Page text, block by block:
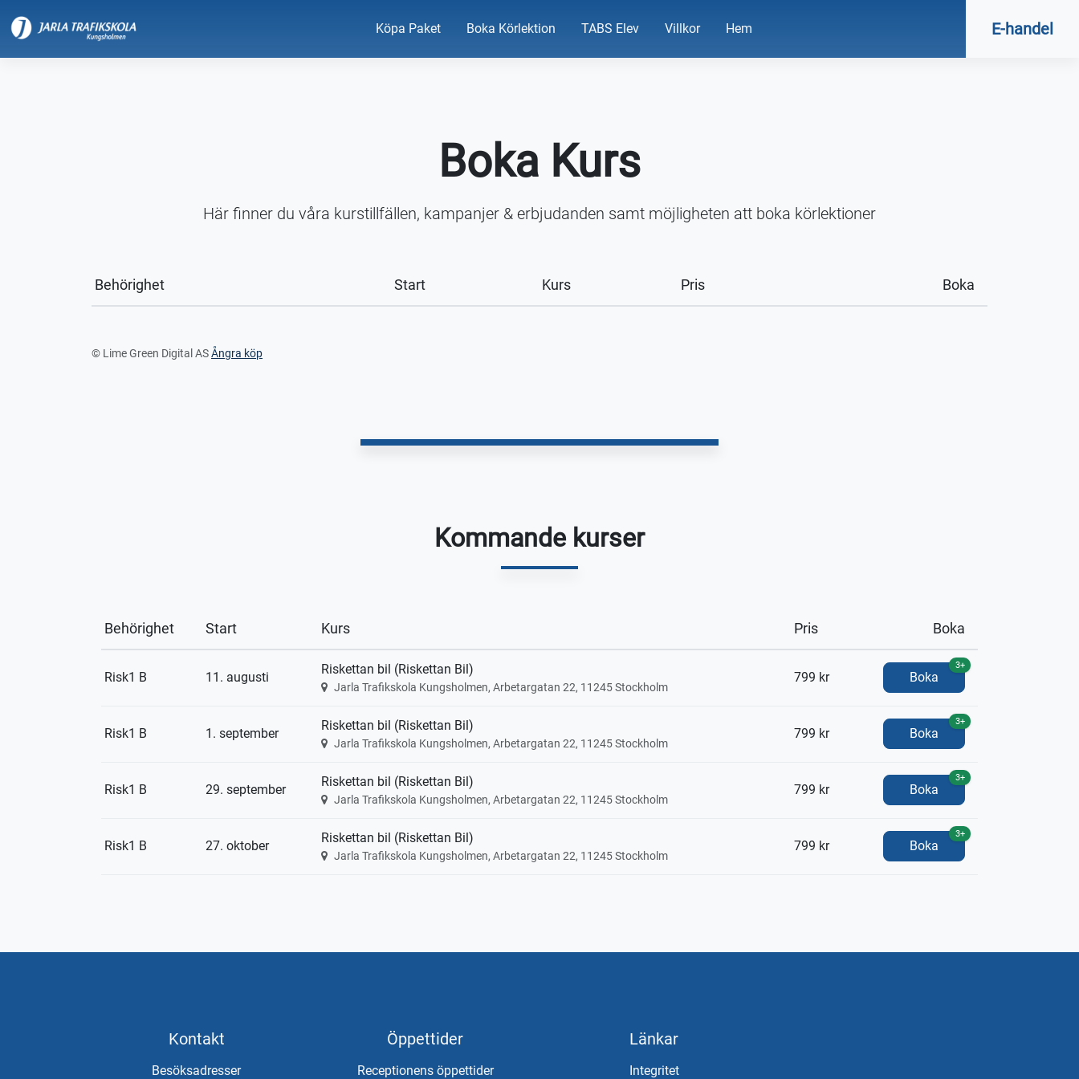
Köpa Paket Boka Körlektion TABS Elev Villkor Hem E-handel
Boka Kurs
Här finner du våra kurstillfällen, kampanjer & erbjudanden samt möjligheten att boka körlektioner
Behörighet Start Kurs Pris Boka
© Lime Green Digital ASÅngra köp
Kommande kurser
Behörighet Start Kurs Pris Boka
Risk1 B 11. augusti
Riskettan bil (Riskettan Bil)
Jarla Trafikskola Kungsholmen, Arbetargatan 22, 11245 Stockholm
799 kr Boka
3+
Risk1 B 1. september
Riskettan bil (Riskettan Bil)
Jarla Trafikskola Kungsholmen, Arbetargatan 22, 11245 Stockholm
799 kr Boka
3+
Risk1 B 29. september
Riskettan bil (Riskettan Bil)
Jarla Trafikskola Kungsholmen, Arbetargatan 22, 11245 Stockholm
799 kr Boka
3+
Risk1 B 27. oktober
Riskettan bil (Riskettan Bil)
Jarla Trafikskola Kungsholmen, Arbetargatan 22, 11245 Stockholm
799 kr Boka
3+
Kontakt
Besöksadresser
Öppettider
Receptionens öppettider
Länkar
Integritet